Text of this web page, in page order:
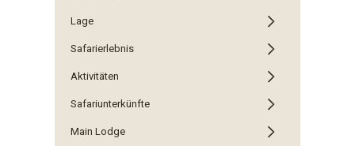
Lage
Safarierlebnis
Aktivitäten
Safariunterkünfte
Main Lodge